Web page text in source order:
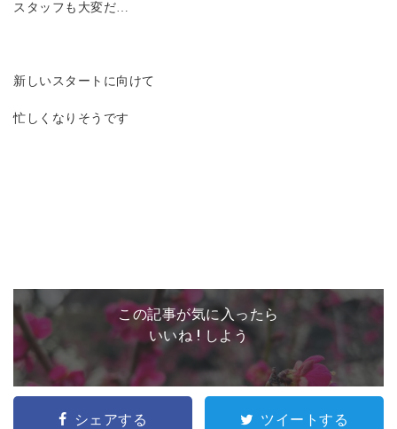
スタッフも大変だ…
新しいスタートに向けて
忙しくなりそうです
この記事が気に入ったら
いいね ! しよう
シェアする ツイートする